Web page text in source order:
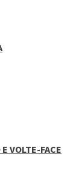
VOLTE-FACE